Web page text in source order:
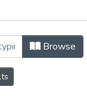
Browse